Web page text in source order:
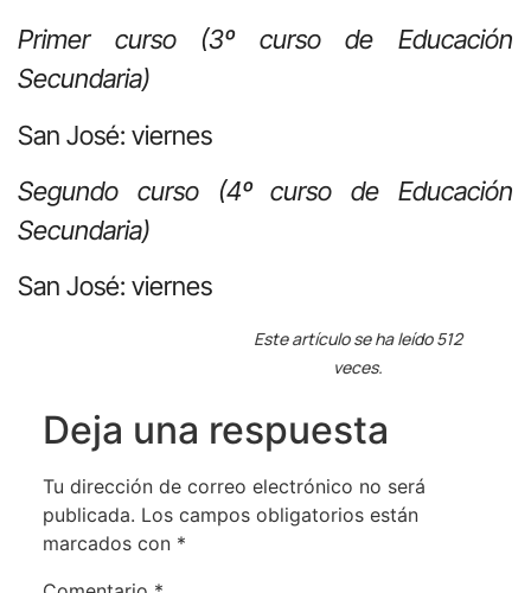
Primer curso (3º curso de Educación
Secundaria)
San José: viernes
Segundo curso (4º curso de Educación
Secundaria)
San José: viernes
Este artículo se ha leído 512
veces.
Deja una respuesta
Tu dirección de correo electrónico no será
publicada. Los campos obligatorios están
marcados con *